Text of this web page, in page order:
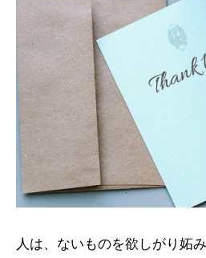
人は、ないものを欲しがり妬み